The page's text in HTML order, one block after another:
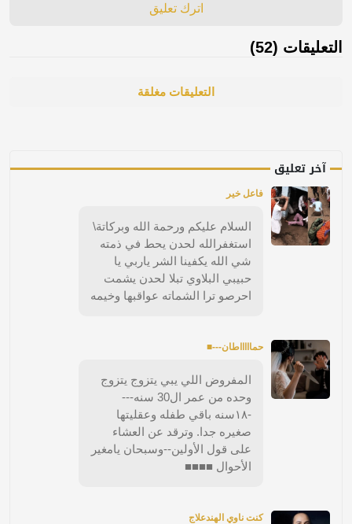
اترك تعليق
التعليقات (52)
التعليقات مغلقة
آخر تعليق
فاعل خير
السلام عليكم ورحمة الله وبركاتة\
استغفرالله لحدن يحط في ذمته
شي الله يكفينا الشر ياربي يا
حبيبي البلاوي تبلا لحدن يشمت
احرصو ترا الشماته عواقبها وخيمه
حماااااطان---■
المفروض اللي يبي يتزوج يتزوج
وحده من عمر ال30 سنه---
-١٨سنه باقي طفله وعقليتها
صغيره جدا. وترقد عن العشاء
على قول الأولين--وسبحان يامغير
الأحوال ■■■■
كنت ناوي الهندعلاج